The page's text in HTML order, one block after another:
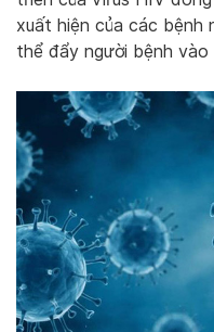
xuất hiện của các bệnh
thể đẩy người bệnh